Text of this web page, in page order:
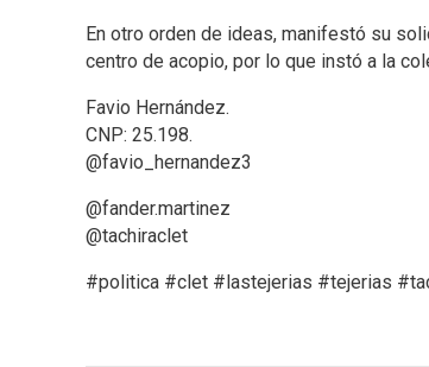
En otro orden de ideas, manifestó su
centro de acopio, por lo que instó a la
Favio Hernández.
CNP: 25.198.
@favio_hernandez3
@fander.martinez
@tachiraclet
#politica #clet #lastejerias #tejerias